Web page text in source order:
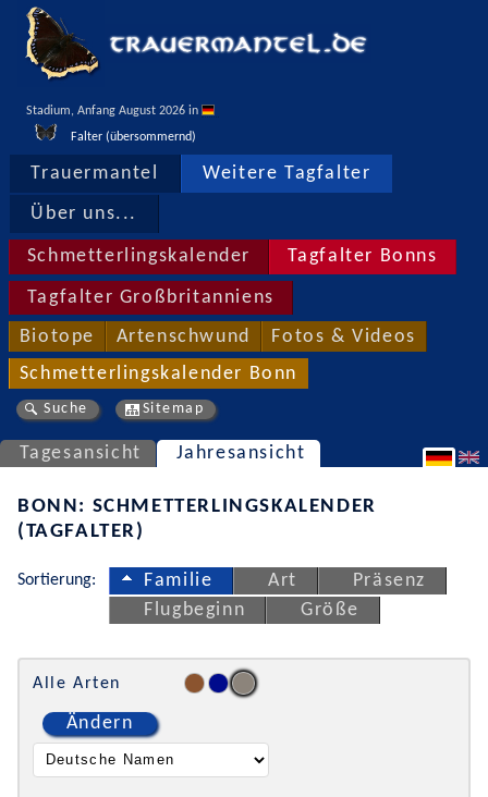
Stadium, Anfang August 2026 in
Falter (übersommernd)
Trauermantel Weitere Tagfalter
Über uns...
Schmetterlingskalender Tagfalter Bonns
Tagfalter Großbritanniens
Biotope Artenschwund Fotos & Videos
Schmetterlingskalender Bonn
Suche Sitemap
Tagesansicht Jahresansicht
BONN: SCHMETTERLINGSKALENDER
(TAGFALTER)
Sortierung: Familie Art
Präsenz
Flugbeginn
Größe
Alle Arten
Ändern